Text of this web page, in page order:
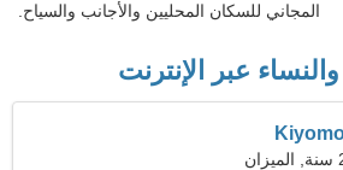
المجاني للسكان المحليين والأجانب والسياح.
عبر الإنترنت